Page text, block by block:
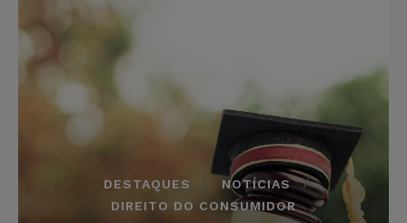
DESTAQUES
NOTÍCIAS
DIREITO DO CONSUMIDOR